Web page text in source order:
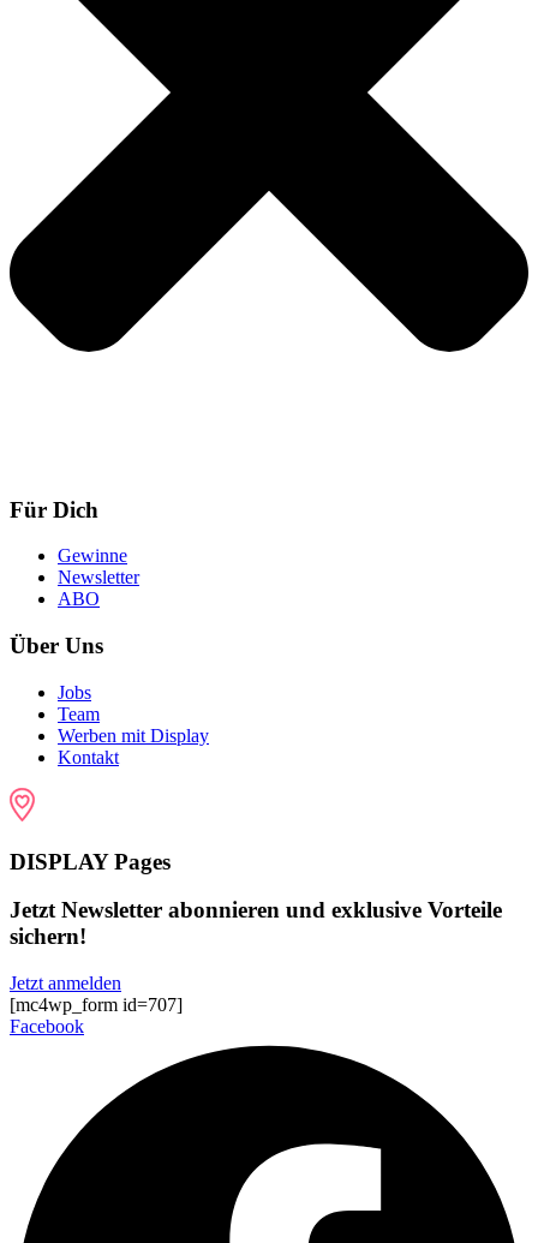
Für Dich
Gewinne
Newsletter
ABO
Über Uns
Jobs
Team
Werben mit Display
Kontakt
DISPLAY Pages
Jetzt Newsletter abonnieren und exklusive Vorteile
sichern!
Jetzt anmelden
[mc4wp_form id=707]
Facebook